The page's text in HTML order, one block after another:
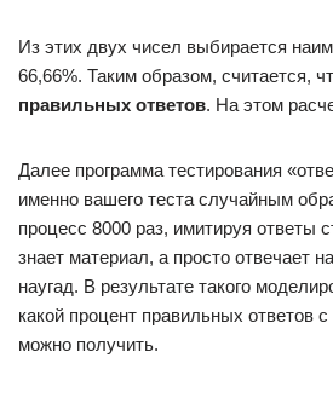
Из этих двух чисел выбирается
66,66%. Таким образом, считается,
правильных ответов. На этом
Далее программа тестирования
именно вашего теста случайным
процесс 8000 раз, имитируя ответы
знает материал, а просто отвечает
наугад. В результате такого
какой процент правильных ответов
можно получить.